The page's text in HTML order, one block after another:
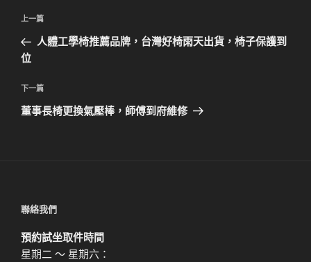
文
導
覽
上
一
篇
章
上一篇
人體工學椅推薦品牌，台灣好椅雨天出貨，椅子保護到
位
下
一
下一篇
董事長椅更換氣壓棒，師傅到府維修
聯絡我們
預約試坐取件時間
星期二 ～ 星期六：